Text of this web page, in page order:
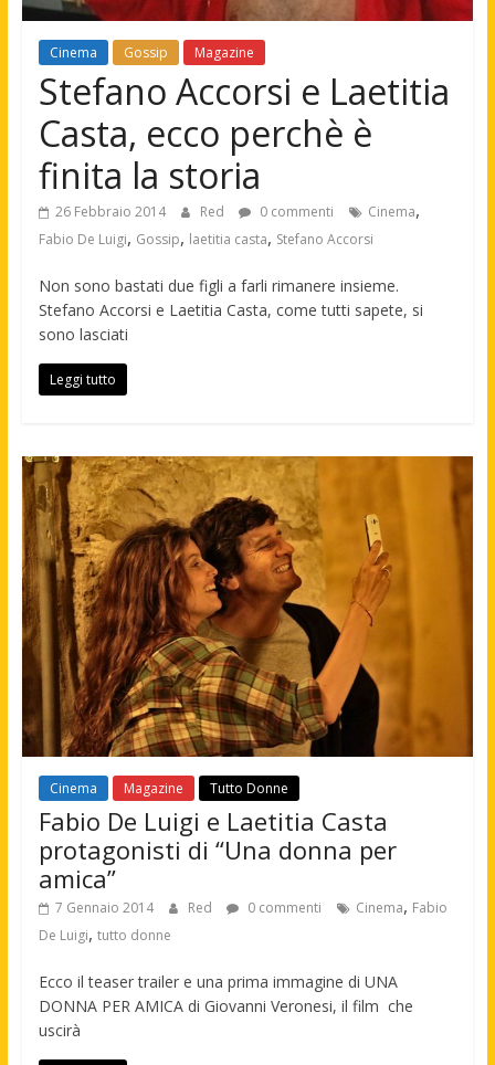
Cinema Gossip Magazine
Stefano Accorsi e Laetitia
Casta, ecco perchè è
finita la storia
26 Febbraio 2014 Red 0 commenti Cinema,
Fabio De Luigi, Gossip, laetitia casta, Stefano Accorsi
Non sono bastati due figli a farli rimanere insieme.
Stefano Accorsi e Laetitia Casta, come tutti sapete, si
sono lasciati
Leggi tutto
Cinema Magazine Tutto Donne
Fabio De Luigi e Laetitia Casta
protagonisti di “Una donna per
amica”
7 Gennaio 2014 Red 0 commenti Cinema, Fabio
De Luigi, tutto donne
Ecco il teaser trailer e una prima immagine di UNA
DONNA PER AMICA di Giovanni Veronesi, il film che
uscirà